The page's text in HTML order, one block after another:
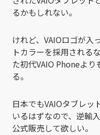
るかもしれない。
けれど、VAIOロゴが入
トカラーを採用される
た初代VAIO Phoneよ
る。
日本でもVAIOタブレッ
いるはずなので、逆輸
公式販売して欲しい。